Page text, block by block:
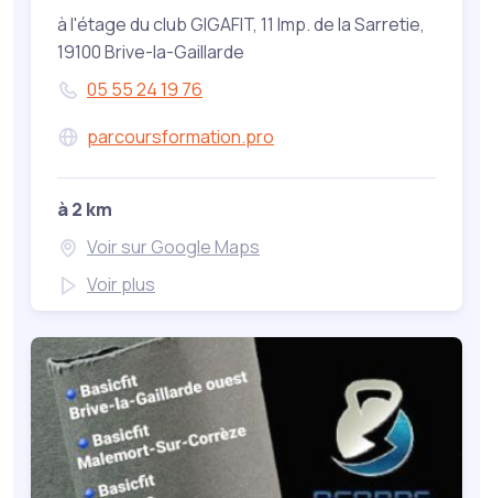
à l'étage du club GIGAFIT, 11 Imp. de la Sarretie,
19100 Brive-la-Gaillarde
05 55 24 19 76
parcoursformation.pro
à 2 km
Voir sur Google Maps
Voir plus